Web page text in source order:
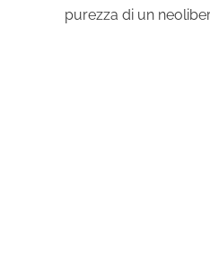
purezza di un